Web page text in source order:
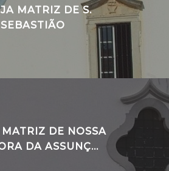
MATRIZ DE S.
SEBASTIÃO
MATRIZ DE NOSSA
DA ASSUNÇ...